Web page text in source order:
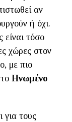
αν
ή όχι.
τόσο
χώρες στον
με πιο
Ηνωμένο
για τους